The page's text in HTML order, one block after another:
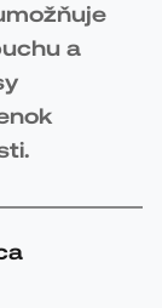
a